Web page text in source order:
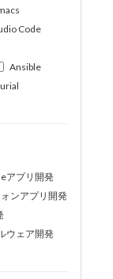
Code
Ansible
アプリ開発
ンアプリ開発
ウェア開発